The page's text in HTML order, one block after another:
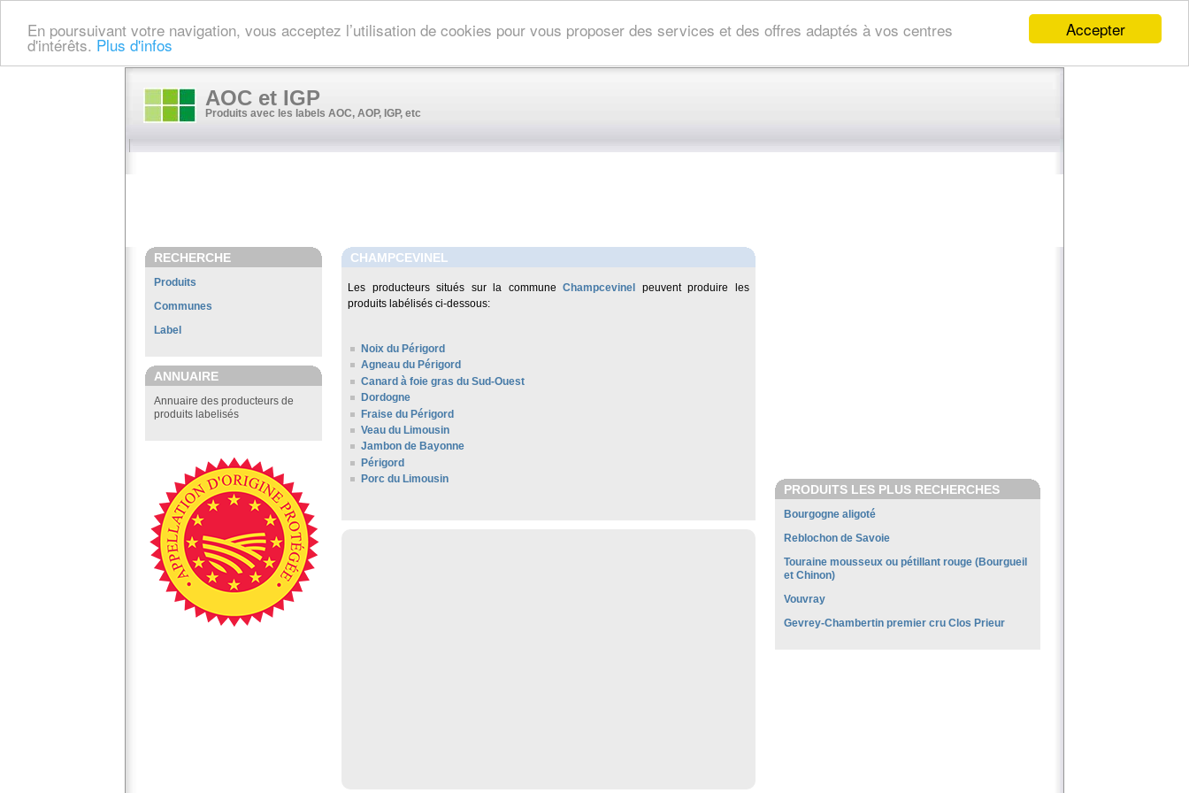
Accepter
En poursuivant votre navigation, vous acceptez l’utilisation de cookies pour vous proposer des services et des offres adaptés à vos centres
d'intérêts. Plus d'infos
AOC et IGP
Produits avec les labels AOC, AOP, IGP, etc
RECHERCHE
Produits
Communes
Label
ANNUAIRE
Annuaire des producteurs de
produits labelisés
CHAMPCEVINEL
Les producteurs situés sur la communeChampcevinel
peuvent produire les
produits labélisés ci-dessous:
Noix du Périgord
Agneau du Périgord
Canard à foie gras du Sud-Ouest
Dordogne
Fraise du Périgord
Veau du Limousin
Jambon de Bayonne
Périgord
Porc du Limousin
PRODUITS LES PLUS RECHERCHES
Bourgogne aligoté
Reblochon de Savoie
Touraine mousseux ou pétillant rouge (Bourgueil
et Chinon)
Vouvray
Gevrey-Chambertin premier cru Clos Prieur